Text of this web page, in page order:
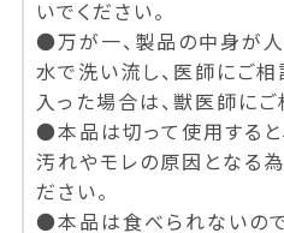
いでください。
●万が一、製品の中身が
水で洗い流し、医師にご
入った場合は、獣医師にご
●本品は切って使用すると
汚れやモレの原因となる為
ださい。
●本品は食べられないの